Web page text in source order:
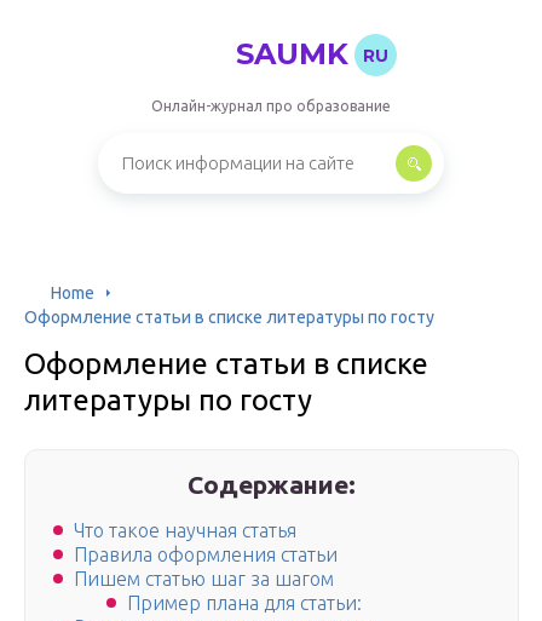
SAUMK RU
Онлайн-журнал про образование
Home
Оформление статьи в списке литературы по госту
Оформление статьи в списке
литературы по госту
Содержание:
Что такое научная статья
Правила оформления статьи
Пишем статью шаг за шагом
Пример плана для статьи: